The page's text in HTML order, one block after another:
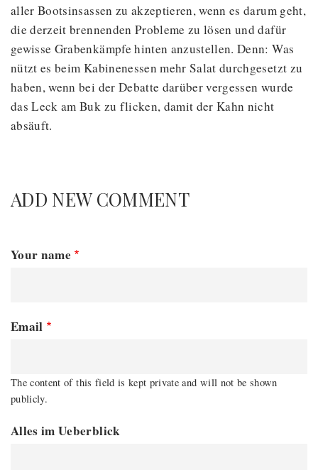
aller Bootsinsassen zu akzeptieren, wenn es darum geht,
die derzeit brennenden Probleme zu lösen und dafür
gewisse Grabenkämpfe hinten anzustellen. Denn: Was
nützt es beim Kabinenessen mehr Salat durchgesetzt zu
haben, wenn bei der Debatte darüber vergessen wurde
das Leck am Buk zu flicken, damit der Kahn nicht
absäuft.
ADD NEW COMMENT
Your name
Email
The content of this field is kept private and will not be shown
publicly.
Alles im Ueberblick